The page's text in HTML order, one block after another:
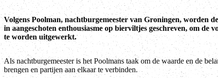
Volgens Poolman, nachtburgemeester van Groningen, worden
in aangeschoten enthousiasme op bierviltjes geschreven, om de
te worden uitgewerkt.
Als nachtburgemeester is het Poolmans taak om de waarde en de
brengen en partijen aan elkaar te verbinden.